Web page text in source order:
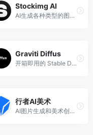
Stockimg AI
AI生成各种类型的图像和插画
Graviti Diffus
开箱即用的 Stable Diffusion WebUI 在线图像生成服务
行者AI美术
AI图片生成和美术创作工具箱